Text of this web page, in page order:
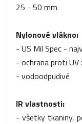
25 - 50 mm
Nylonové vlákno:
- US Mil Spec -
- ochrana proti UV
- vodoodpudivé
IR vlastnosti:
- všetky tkaniny,